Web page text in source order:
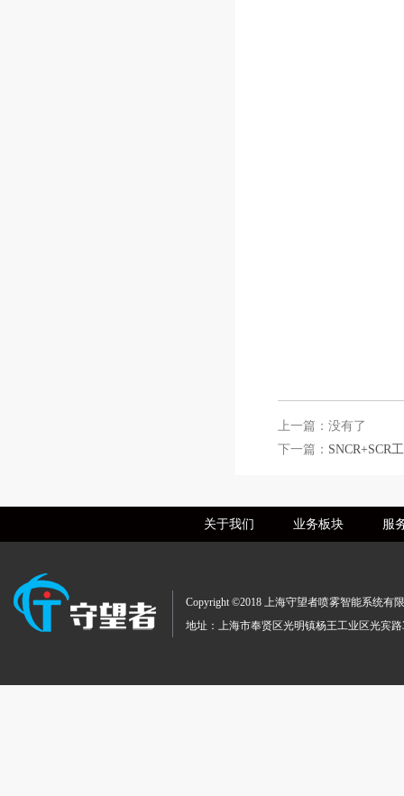
上一篇：没有了
下一篇： SNCR+SCR
关于我们 业务板块 服
Copyright ©2018 上海守望者喷雾智能系统有
地址：上海市奉贤区光明镇杨王工业区光宾路